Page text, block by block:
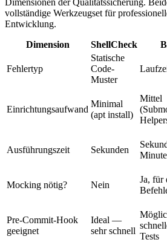
Dimensionen der Qualitätssicherung.
vollständige Werkzeugset für
Entwicklung.
Dimension
ShellCheck
Fehlertyp
Statische
Code-
Muster
Einrichtungsaufwand
Minimal
(apt install)
Mittel
Ausführungszeit Sekunden
Mocking nötig? Nein
Ja, für
Pre-Commit-Hook
geeignet
Ideal —
sehr schnell
Tests